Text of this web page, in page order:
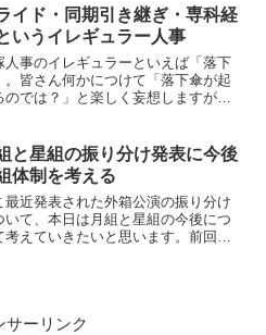
すね。笑本日は愛月ひかる編です!!
』に見る愛月のスター性
始めに、懺悔します。ブログ開設当
イド・同期引き継ぎ・専科経
いうイレギュラー人事
人事のイレギュラーといえば「落下
。皆さん何かにつけて「落下傘が起
のでは？」と楽しく妄想しますが、
・専科経由の3つ。本日はこの「3大
ギュラー人事」について考えていき
と思います。※全て平成宝塚史以降
事に限...
と星組の振り分け発表に今後
体制を考える
最近発表された外箱公演の振り分け
いて、本日は月組と星組の今後につ
考えていきたいと思います。前回の
てみると…。御園座『赤と黒』マチ
サーリンク